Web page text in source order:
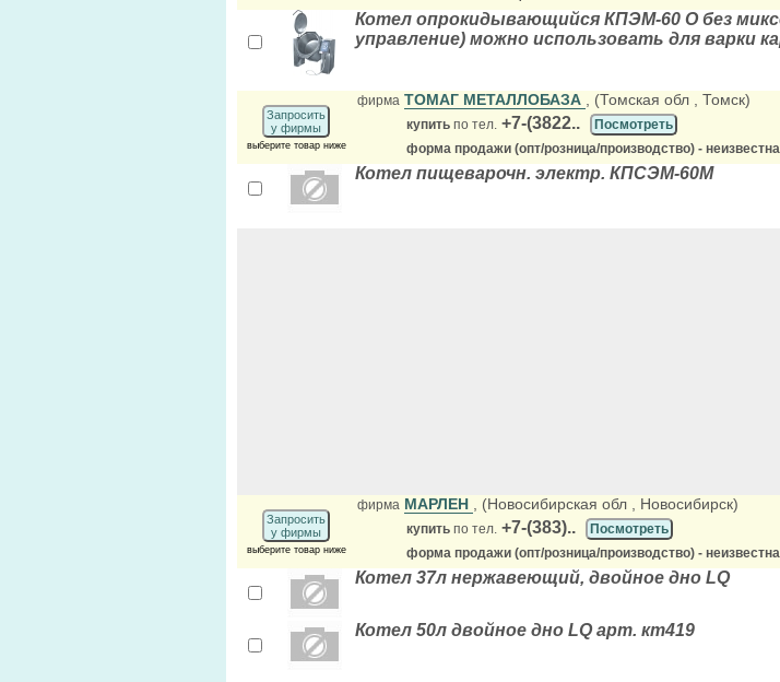
Котел опрокидывающийся КПЭМ-60 О без
управление) можно использовать для варки
Запросить
у фирмы
выберите товар ниже
фирма ТОМАГ МЕТАЛЛОБАЗА , (Томская обл , Томск)
купить по тел. +7-(3822..
Посмотреть
форма продажи (опт/розница/производство) - неизвестна
Котел пищеварочн. электр. КПСЭМ-60М
Запросить
у фирмы
выберите товар ниже
фирма МАРЛЕН , (Новосибирская обл , Новосибирск)
купить по тел. +7-(383)..
Посмотреть
форма продажи (опт/розница/производство) - неизвестна
Котел 37л нержавеющий, двойное дно LQ
Котел 50л двойное дно LQ арт. кт419